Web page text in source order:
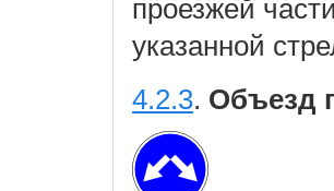
проезжей
указанной
4.2.3. Объезд